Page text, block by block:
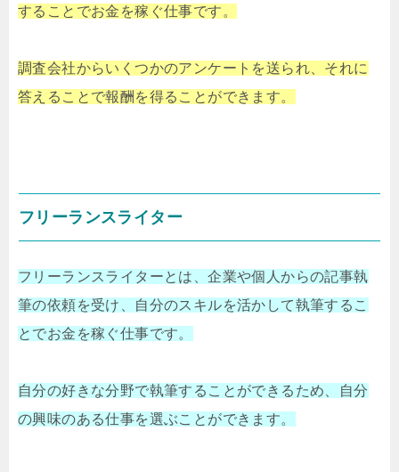
することでお金を稼ぐ仕事です。
調査会社からいくつかのアンケートを送られ、それに
答えることで報酬を得ることができます。
フリーランスライター
フリーランスライターとは、企業や個人からの記事執
筆の依頼を受け、自分のスキルを活かして執筆するこ
とでお金を稼ぐ仕事です。
自分の好きな分野で執筆することができるため、自分
の興味のある仕事を選ぶことができます。